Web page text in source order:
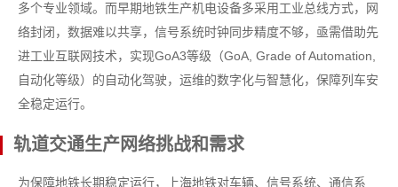
多个专业领域。而早期地铁生产机电设备多采用工业总线方式，网
络封闭，数据难以共享，信号系统时钟同步精度不够，亟需借助先
进工业互联网技术，实现GoA3等级（GoA, Grade of Automation,
自动化等级）的自动化驾驶，运维的数字化与智慧化，保障列车安
全稳定运行。
轨道交通生产网络挑战和需求
为保障地铁长期稳定运行，上海地铁对车辆、信号系统、通信系